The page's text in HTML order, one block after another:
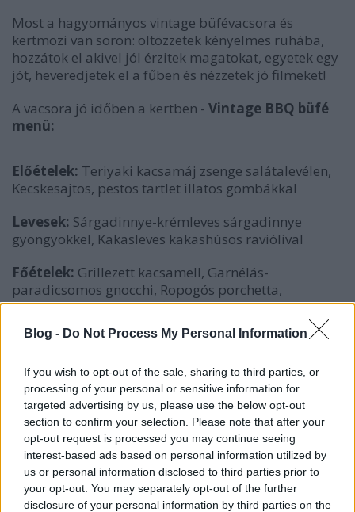
Blog - Do Not Process My Personal Information
If you wish to opt-out of the sale, sharing to third parties, or
processing of your personal or sensitive information for
targeted advertising by us, please use the below opt-out
section to confirm your selection. Please note that after your
opt-out request is processed you may continue seeing
interest-based ads based on personal information utilized by
us or personal information disclosed to third parties prior to
your opt-out. You may separately opt-out of the further
disclosure of your personal information by third parties on the
Most a hagyományos vintage büfévacsora és
kertmozi van soron: öltözzetek kényelmes ruhába,
hozzátok el akivel jól érzitek magatokat, egyetek egy
jót, heveredjetek el a fűben és nézzetek jó filmeket!
A vacsora jó időben a kertben - Vintage BBQ büfé
menü:
Előételek: Teriyaki kacsamáj zsenge salátalevélen,
Kecskesajtos, pestos tartlet illatos gombákkal
Levesek: Sárgadinnye-krémleves sárgadinnye
gyöngyökkel, Kakasleves kakashúsos raviólival
Főételek: Grillezett kacsamell, Garnélás-
paradicsomos gnocchi, Ropogós porchetta,
Mustáros mangalica szűz, Grillezett sajt , Barbecue
csirkecomb
dödölle, ceruzabab bacon, mézes-fokhagymás sült
répák
Saláták:Mogyorós mangósaláta, Parmezános baby
spenót saláta
Desszertek: Pisztáciás-málnás tiramisu,
Tejcsokoládé tart